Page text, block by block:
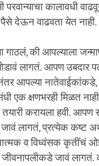
परवान्याचा कालावधी
देऊन वाढवता येत नाही.
गाठलं, की आपल्याला
लागतं. आपण उबदार
आपल्या
एक क्षणभरही मिळत
करायला हवी. आपण
जावं लागतं, प्रत्येक कष्ट
व विध्वंसक कृतींचं ओझं
जावं लागतं.